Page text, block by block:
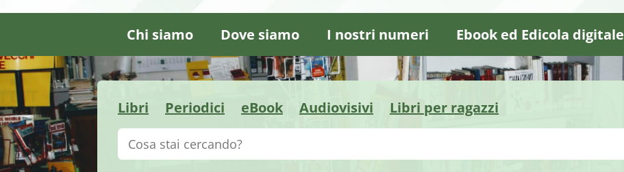
Chi siamo Dove siamo I nostri numeri Ebook ed Edicola digitale
Libri Periodici eBook Audiovisivi Libri per ragazzi
Cerca su "Catalogo"